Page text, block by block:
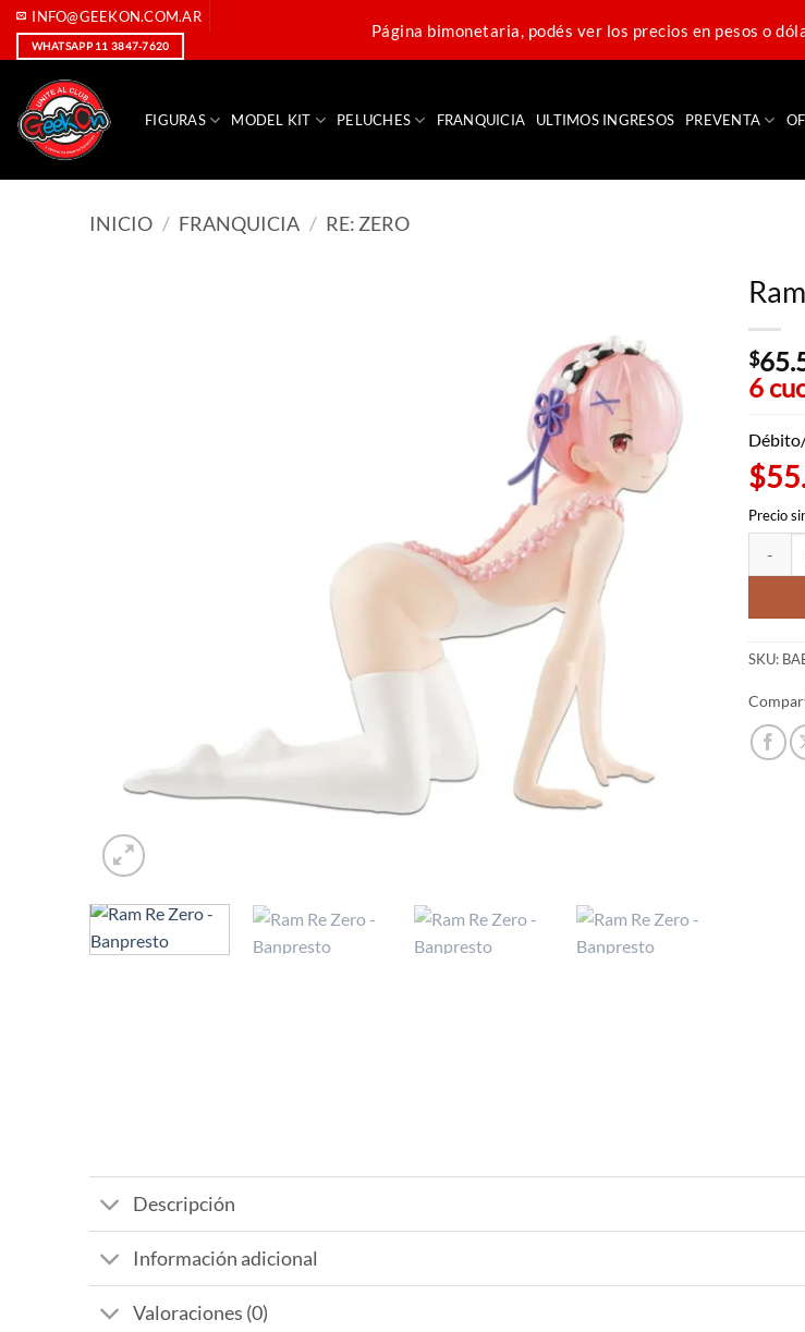
SaltarINFO@GEEKON.COM.AR
WHATSAPP 11 3847-7620
Página bimonetaria, podés ver los precios en pesos o
FIGURAS MODEL KIT PELUCHES FRANQUICIA ULTIMOS INGRESOS PREVENTA
INICIO / FRANQUICIA / RE: ZERO
$
6
Precio
SKU:
Descripción
Información adicional
Valoraciones (0)